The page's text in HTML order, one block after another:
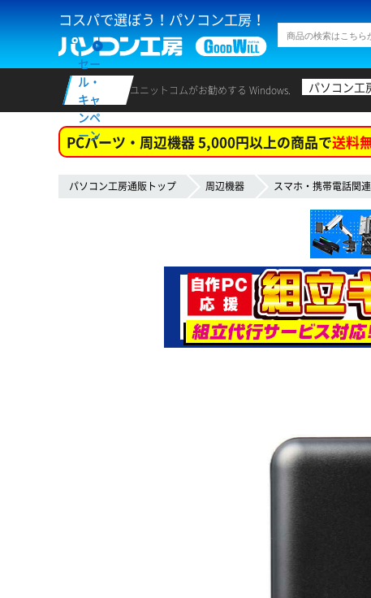
コスパで選ぼう！パソコン工房！
セー
ル・
キャ
ンペ
ーン
ユニットコムがお勧めする Windows. パソコン工
PCパーツ・周辺機器 5,000円以上の商品で送料
パソコン工房通販トップ 周辺機器 スマホ・携帯電話関連